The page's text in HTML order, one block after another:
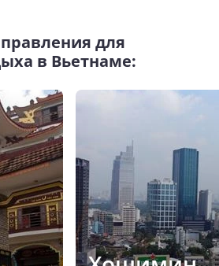
для
в Вьетнаме: